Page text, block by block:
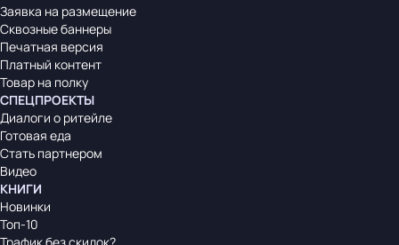
Заявка на размещение
Сквозные баннеры
Печатная версия
Платный контент
Товар на полку
СПЕЦПРОЕКТЫ
Диалоги о ритейле
Готовая еда
Стать партнером
Видео
КНИГИ
Новинки
Топ-10